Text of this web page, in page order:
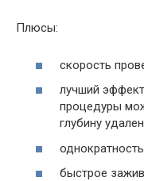
Плюсы:
скорость
лучший
процедуры
глубину
быстрое